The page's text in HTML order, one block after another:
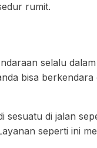
rumit.
selalu
bisa
sesuatu di jalan
seperti ini